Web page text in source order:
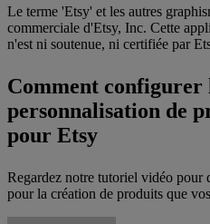
Le terme 'Etsy' et les autres
commerciale d'Etsy, Inc. Cette
n'est ni soutenue, ni certifiée par
Comment
personnalisation de
pour Etsy
Regardez notre tutoriel vidéo pour
pour la création de produits que